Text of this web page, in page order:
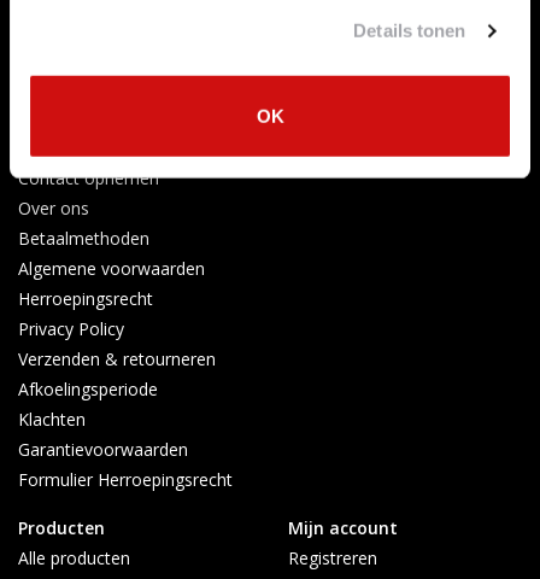
Details tonen
OK
Contact opnemen
Over ons
Betaalmethoden
Algemene voorwaarden
Herroepingsrecht
Privacy Policy
Verzenden & retourneren
Afkoelingsperiode
Klachten
Garantievoorwaarden
Formulier Herroepingsrecht
Producten
Alle producten
Mijn account
Registreren